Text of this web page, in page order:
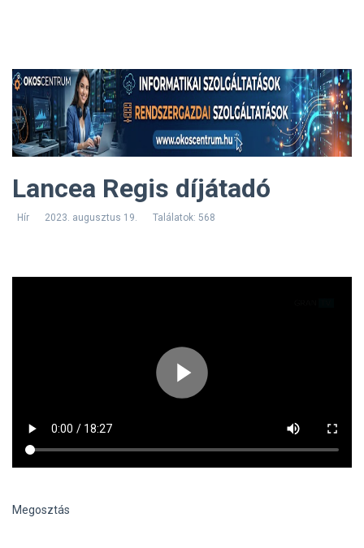
Lancea Regis díjátadó
Hír 2023. augusztus 19. Találatok: 568
Megosztás